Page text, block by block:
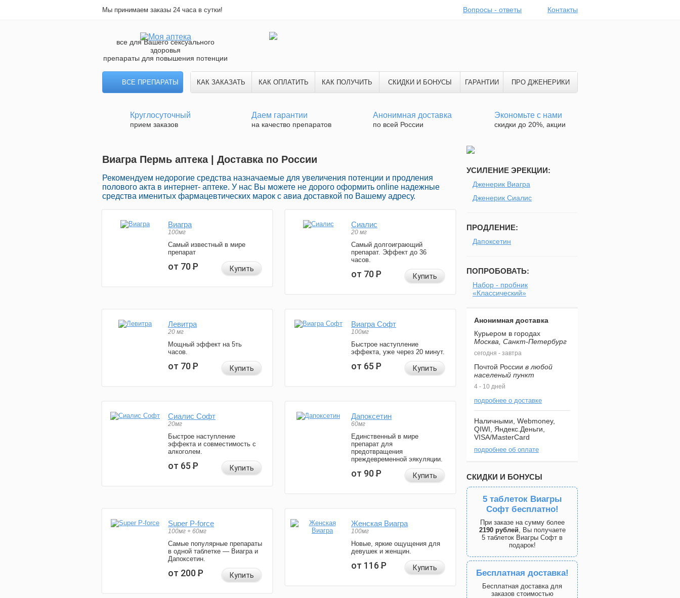
Мы принимаем заказы 24 часа в сутки! Вопросы - ответы Контакты
все для Вашего сексуального
здоровья
препараты для повышения потенции
ВСЕ ПРЕПАРАТЫ КАК ЗАКАЗАТЬ КАК ОПЛАТИТЬ КАК ПОЛУЧИТЬ СКИДКИ И БОНУСЫ ГАРАНТИИ ПРО ДЖЕНЕРИКИ
Круглосуточный
прием заказов
Даем гарантии
на качество препаратов
Анонимная доставка
по всей России
Экономьте с нами
скидки до 20%, акции
Виагра Пермь аптека | Доставка по России
Рекомендуем недорогие средства назначаемые для увеличения потенции и продления
полового акта в интернет- аптеке. У нас Вы можете не дорого оформить online надежные
средства именитых фармацевтических марок с авиа доставкой по Вашему адресу.
Виагра
100мг
Самый известный в мире
препарат
от 70Р Купить
Сиалис
20 мг
Самый долгоиграющий
препарат. Эффект до 36
часов.
от 70Р Купить
Левитра
20 мг
Мощный эффект на 5ть
часов.
от 70Р Купить
Виагра Софт
100мг
Быстрое наступление
эффекта, уже через 20 минут.
от 65Р Купить
Сиалис Софт
20мг
Быстрое наступление
эффекта и совместимость с
алкоголем.
от 65Р Купить
Дапоксетин
60мг
Единственный в мире
препарат для
предотвращения
преждевременной эякуляции.
от 90Р Купить
Super P-force
100мг + 60мг
Самые популярные препараты
в одной таблетке — Виагра и
Дапоксетин.
от 200Р Купить
Женская Виагра
100мг
Новые, яркие ощущения для
девушек и женщин.
от 116Р Купить
УСИЛЕНИЕ ЭРЕКЦИИ:
Дженерик Виагра
Дженерик Сиалис
ПРОДЛЕНИЕ:
Дапоксетин
ПОПРОБОВАТЬ:
Набор - пробник
«Классический»
Анонимная доставка
Курьером в городах
Москва, Санкт-Петербург
сегодня - завтра
Почтой России в любой
населеный пункт
4 - 10 дней
подробнее о доставке
Наличными, Webmoney,
QIWI, Яндекс.Деньги,
VISA/MasterCard
подробнее об оплате
СКИДКИ И БОНУСЫ
5 таблеток Виагры
Софт бесплатно!
При заказе на сумму более
2190 рублей, Вы получаете
5 таблеток Виагры Софт в
подарок!
Бесплатная доставка!
Бесплатная доставка для
заказов стоимостью